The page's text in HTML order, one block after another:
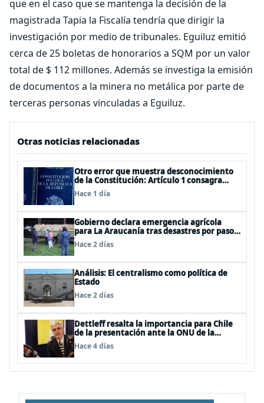
que en el caso que se mantenga la decisión de la
magistrada Tapia la Fiscalía tendría que dirigir la
investigación por medio de tribunales. Eguiluz emitió
cerca de 25 boletas de honorarios a SQM por un valor
total de $ 112 millones. Además se investiga la emisión
de documentos a la minera no metálica por parte de
terceras personas vinculadas a Eguiluz.
Otras noticias relacionadas
Otro error que muestra desconocimiento
de la Constitución: Artículo 1 consagra
resguardar la seguridad nacional y
proteger a los ciudadanos
Hace 1 día
Gobierno declara emergencia agrícola
para La Araucanía tras desastres por pasos
de sistemas frontales
Hace 2 días
Análisis: El centralismo como política de
Estado
Hace 2 días
Dettleff resalta la importancia para Chile
de la presentación ante la ONU de la
Plataforma Continental Extendida del
Archipiélago Juan Fernández
Hace 4 días